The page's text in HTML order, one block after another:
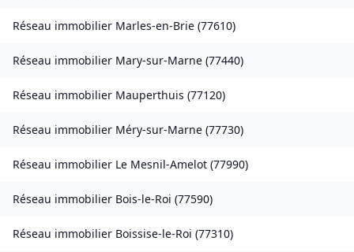
Réseau immobilier Marles-en-Brie (77610)
Réseau immobilier Mary-sur-Marne (77440)
Réseau immobilier Mauperthuis (77120)
Réseau immobilier Méry-sur-Marne (77730)
Réseau immobilier Le Mesnil-Amelot (77990)
Réseau immobilier Bois-le-Roi (77590)
Réseau immobilier Boissise-le-Roi (77310)